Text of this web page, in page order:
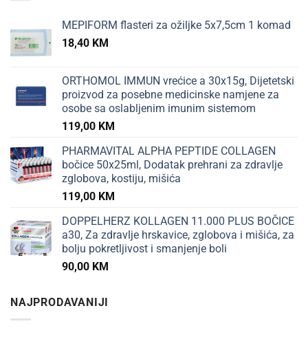
MEPIFORM flasteri za ožiljke 5x7,5cm 1 komad
18,40 KM
ORTHOMOL IMMUN vrećice a 30x15g, Dijetetski
proizvod za posebne medicinske namjene za
osobe sa oslabljenim imunim sistemom
119,00 KM
PHARMAVITAL ALPHA PEPTIDE COLLAGEN
bočice 50x25ml, Dodatak prehrani za zdravlje
zglobova, kostiju, mišića
119,00 KM
DOPPELHERZ KOLLAGEN 11.000 PLUS BOČICE
a30, Za zdravlje hrskavice, zglobova i mišića, za
bolju pokretljivost i smanjenje boli
90,00 KM
NAJPRODAVANIJI